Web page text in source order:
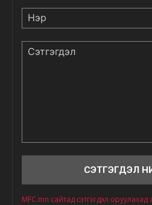
MFC.mn сайтад сэтгэгдэл оруулахад